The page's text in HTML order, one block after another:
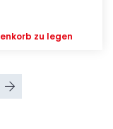
zu legen